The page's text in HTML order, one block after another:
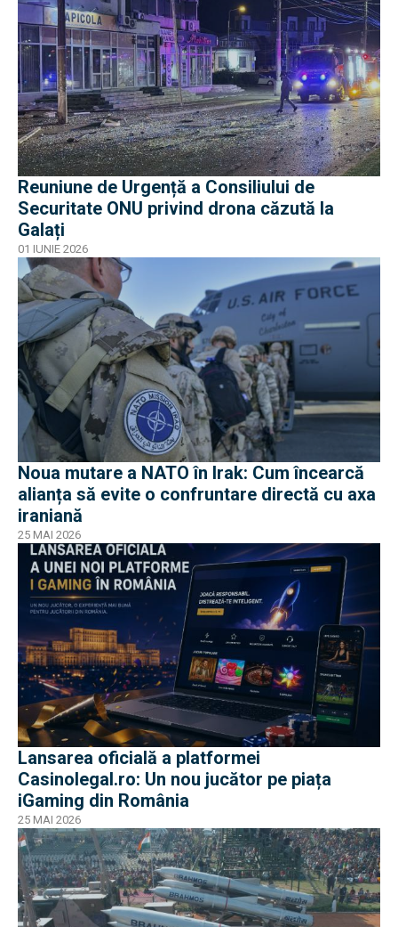
Reuniune de Urgență a Consiliului de
Securitate ONU privind drona căzută la
Galați
01 IUNIE 2026
Noua mutare a NATO în Irak: Cum încearcă
alianța să evite o confruntare directă cu axa
iraniană
25 MAI 2026
Lansarea oficială a platformei
Casinolegal.ro: Un nou jucător pe piața
iGaming din România
25 MAI 2026